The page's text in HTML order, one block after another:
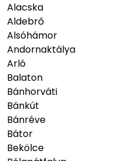
Alacska
Aldebrő
Alsóhámor
Andornaktálya
Arló
Balaton
Bánhorváti
Bánkút
Bánréve
Bátor
Bekölce